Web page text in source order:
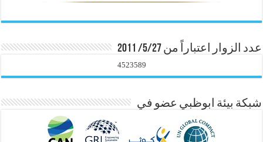
عدد الزوار اعتباراً من 5/27/ 2011
4523589
شبكة بيئة ابوظبي عضو في